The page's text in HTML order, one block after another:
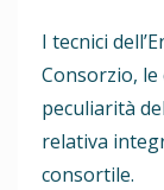
I tecnici
Consorzio,
peculiarità
relativa
consortile.